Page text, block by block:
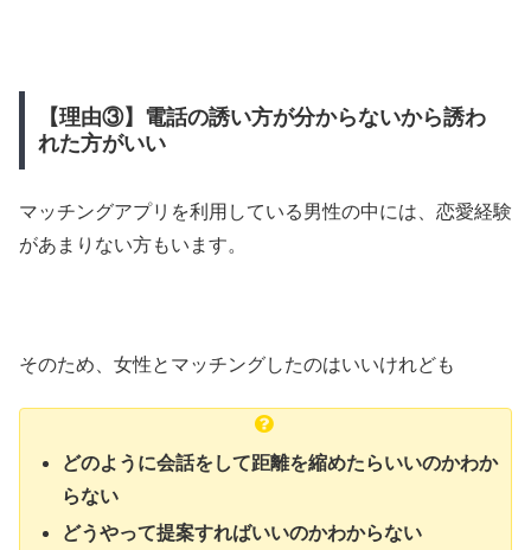
【理由③】電話の誘い方が分からないから誘わ
れた方がいい
マッチングアプリを利用している男性の中には、恋愛経験
があまりない方もいます。
そのため、女性とマッチングしたのはいいけれども
どのように会話をして距離を縮めたらいいのかわか
らない
どうやって提案すればいいのかわからない